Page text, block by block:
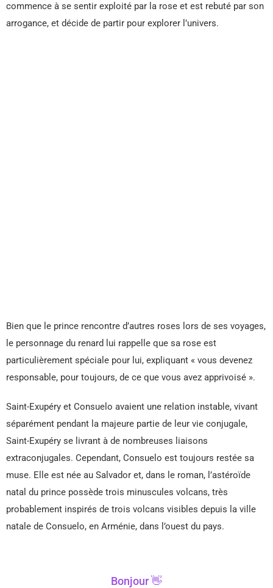
commence à se sentir exploité par la rose et est rebuté par son
arrogance, et décide de partir pour explorer l’univers.
Bien que le prince rencontre d’autres roses lors de ses voyages,
le personnage du renard lui rappelle que sa rose est
particulièrement spéciale pour lui, expliquant « vous devenez
responsable, pour toujours, de ce que vous avez apprivoisé ».
Saint-Exupéry et Consuelo avaient une relation instable, vivant
séparément pendant la majeure partie de leur vie conjugale,
Saint-Exupéry se livrant à de nombreuses liaisons
extraconjugales. Cependant, Consuelo est toujours restée sa
muse. Elle est née au Salvador et, dans le roman, l’astéroïde
natal du prince possède trois minuscules volcans, très
probablement inspirés de trois volcans visibles depuis la ville
natale de Consuelo, en Arménie, dans l’ouest du pays.
Bonjour 👋